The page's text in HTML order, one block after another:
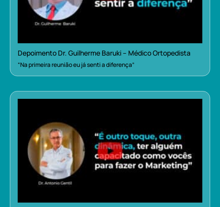
Depoimento Dr. Guilherme Baruki – Médico Ortopedista
“Na primeira reunião eu já senti a diferença”